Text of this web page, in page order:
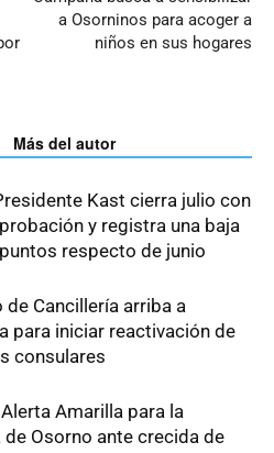
a Osorninos para acoger a
niños en sus hogares
Más del autor
Kast cierra julio con
y registra una baja
respecto de junio
de Cancillería arriba a
para iniciar reactivación de
consulares
Amarilla para la
de Osorno ante crecida de